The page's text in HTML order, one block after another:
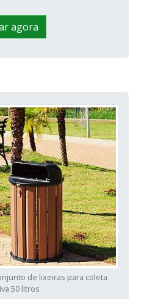
agora
de lixeiras para coleta
50 litros